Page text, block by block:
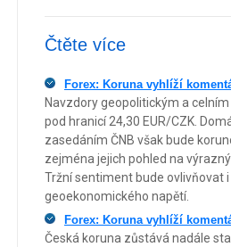
Čtěte více
Forex: Koruna vyhlíží
Navzdory geopolitickým a
pod hranicí 24,30 EUR/CZK.
zasedáním ČNB však bude
zejména jejich pohled na
Tržní sentiment bude ovlivňovat
geoekonomického napětí.
Forex: Koruna vyhlíží
Česká koruna zůstává nadále